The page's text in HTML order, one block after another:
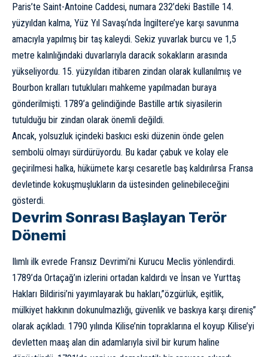
Paris’te Saint-Antoine Caddesi, numara 232’deki Bastille 14.
yüzyıldan kalma, Yüz Yıl Savaşı‘nda İngiltere’ye karşı savunma
amacıyla yapılmış bir taş kaleydi. Sekiz yuvarlak burcu ve 1,5
metre kalınlığındaki duvarlarıyla daracık sokakların arasında
yükseliyordu. 15. yüzyıldan itibaren zindan olarak kullanılmış ve
Bourbon kralları tutukluları mahkeme yapılmadan buraya
gönderilmişti. 1789’a gelindiğinde Bastille artık siyasilerin
tutulduğu bir zindan olarak önemli değildi.
Ancak, yolsuzluk içindeki baskıcı eski düzenin önde gelen
sembolü olmayı sürdürüyordu. Bu kadar çabuk ve kolay ele
geçirilmesi halka, hükümete karşı cesaretle baş kaldırılırsa Fransa
devletinde kokuşmuşlukların da üstesinden gelinebileceğini
gösterdi.
Devrim Sonrası Başlayan Terör
Dönemi
Ilımlı ilk evrede Fransız Devrimi’ni Kurucu Meclis yönlendirdi.
1789’da Ortaçağ’ın izlerini ortadan kaldırdı ve İnsan ve Yurttaş
Hakları Bildirisi’ni yayımlayarak bu hakları,”özgürlük, eşitlik,
mülkiyet hakkının dokunulmazlığı, güvenlik ve baskıya karşı direniş”
olarak açıkladı. 1790 yılında Kilise’nin topraklarına el koyup Kilise’yi
devletten maaş alan din adamlarıyla sivil bir kurum haline